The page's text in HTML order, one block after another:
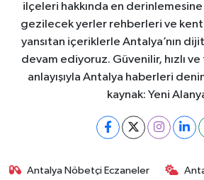
ilçeleri hakkında en
gezilecek yerler rehberleri ve
yansıtan içeriklerle Antalya’nın
devam ediyoruz. Güvenilir, hızlı
anlayışıyla Antalya haberleri
kaynak: Yeni
Antalya Nöbetçi Eczaneler